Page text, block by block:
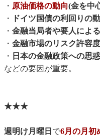
・ 原油価格の動向(金を中
・
ドイツ国債の利回りの
・ 金融当局者や要人によ
・ 金融市場のリスク許容度
・ 日本の金融政策への思惑
などの要因が重要。
★★★
週明け月曜日 で6月の月初